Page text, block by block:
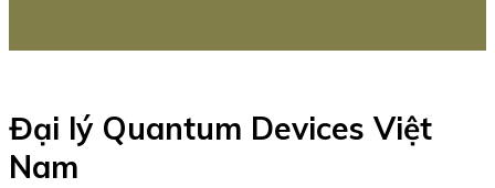
Đại lý Quantum Devices Việt
Nam